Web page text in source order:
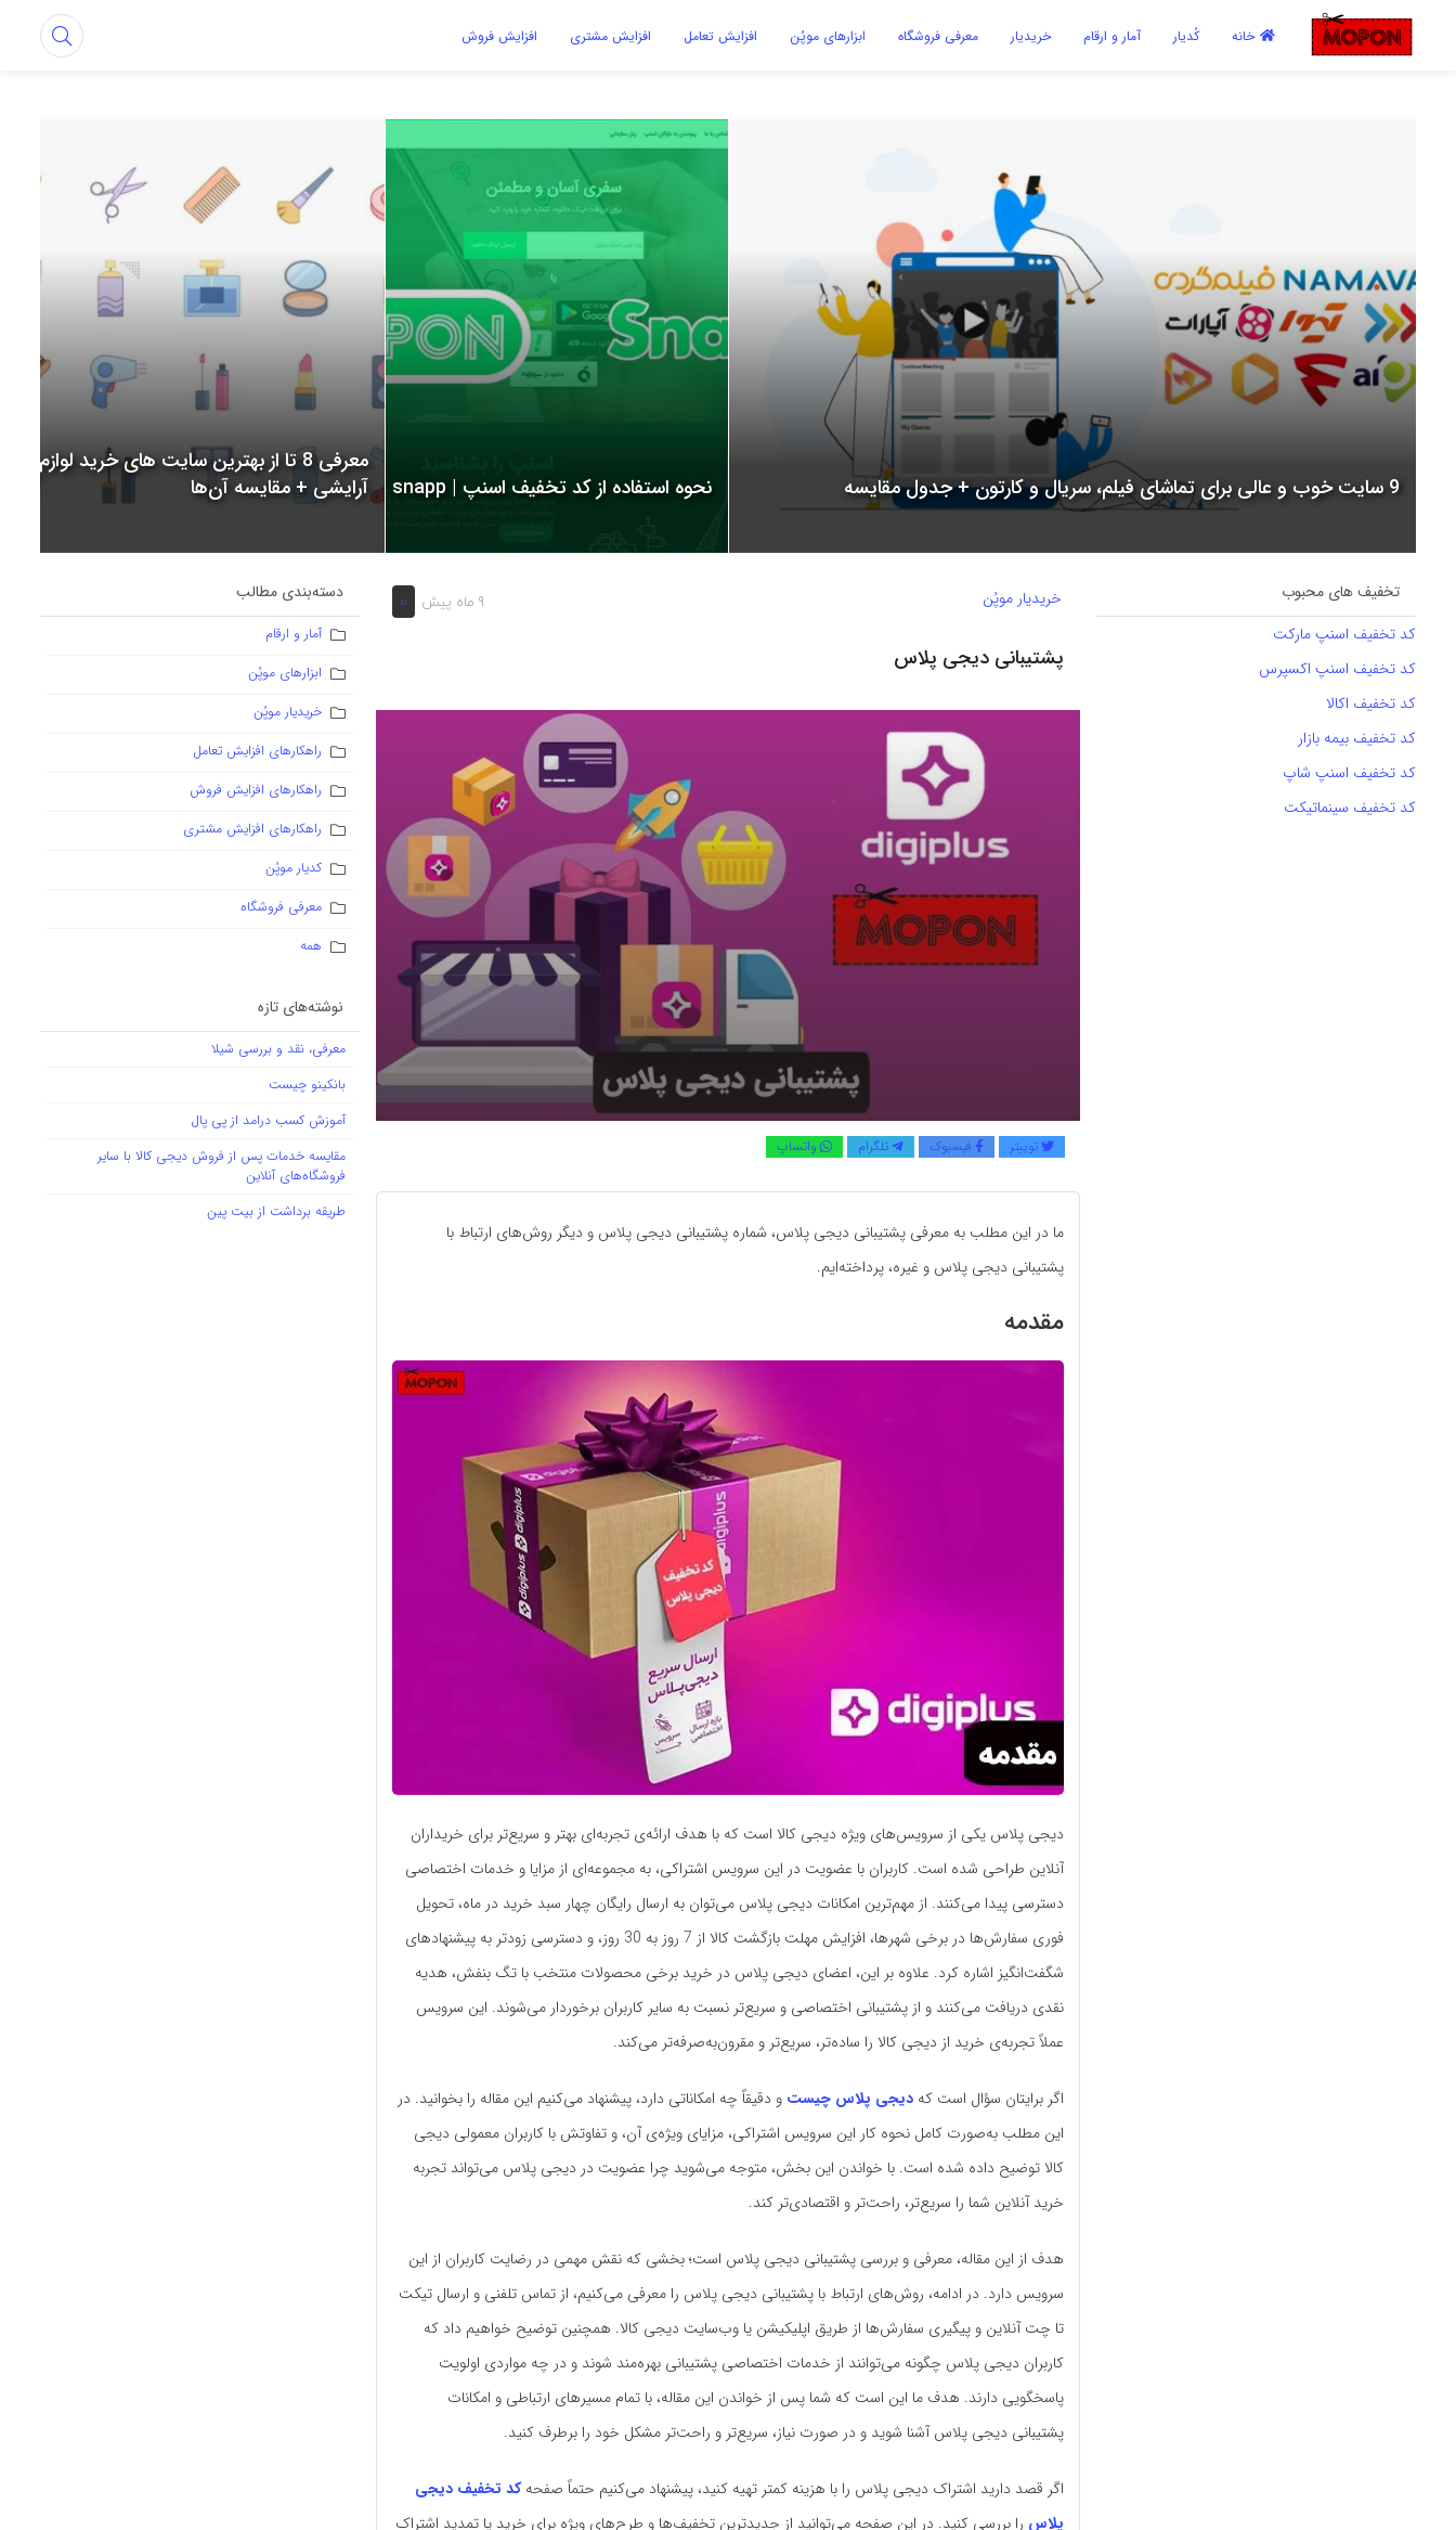
خانه کُدیار آمار و ارقام خریدیار معرفی فروشگاه ابزارهای موپُن افزایش تعامل افزایش مشتری افزایش فروش اشتراک گذاری
9 سایت خوب و عالی برای تماشای فیلم، سریال و کارتون + جدول مقایسه نحوه استفاده از کد تخفیف اسنپ | snapp
معرفی 8 تا از بهترین سایت های خرید لوازم
آرایشی + مقایسه آن‌ها
تخفیف های محبوب
کد تخفیف اسنپ مارکت
کد تخفیف اسنپ اکسپرس
کد تخفیف اکالا
کد تخفیف بیمه بازار
کد تخفیف اسنپ شاپ
کد تخفیف سینماتیکت
9 ماه پیش 0 خریدیار موپُن
پشتیبانی دیجی پلاس
توییتر فیسبوک تلگرام واتساپ
ما در این مطلب به معرفی پشتیبانی دیجی پلاس، شماره پشتیبانی دیجی پلاس و دیگر روش‌های ارتباط با
پشتیبانی دیجی پلاس و غیره، پرداخته‌ایم.
مقدمه
دیجی پلاس یکی از سرویس‌های ویژه دیجی کالا است که با هدف ارائه‌ی تجربه‌ای بهتر و سریع‌تر برای خریداران
آنلاین طراحی شده است. کاربران با عضویت در این سرویس اشتراکی، به مجموعه‌ای از مزایا و خدمات اختصاصی
دسترسی پیدا می‌کنند. از مهم‌ترین امکانات دیجی پلاس می‌توان به ارسال رایگان چهار سبد خرید در ماه، تحویل
فوری سفارش‌ها در برخی شهرها، افزایش مهلت بازگشت کالا از 7 روز به 30 روز، و دسترسی زودتر به پیشنهادهای
شگفت‌انگیز اشاره کرد. علاوه بر این، اعضای دیجی پلاس در خرید برخی محصولات منتخب با تگ بنفش، هدیه
نقدی دریافت می‌کنند و از پشتیبانی اختصاصی و سریع‌تر نسبت به سایر کاربران برخوردار می‌شوند. این سرویس
عملاً تجربه‌ی خرید از دیجی کالا را ساده‌تر، سریع‌تر و مقرون‌به‌صرفه‌تر می‌کند.
اگر برایتان سؤال است که دیجی پلاس چیست و دقیقاً چه امکاناتی دارد، پیشنهاد می‌کنیم این مقاله را بخوانید. در
این مطلب به‌صورت کامل نحوه کار این سرویس اشتراکی، مزایای ویژه‌ی آن، و تفاوتش با کاربران معمولی دیجی
کالا توضیح داده شده است. با خواندن این بخش، متوجه می‌شوید چرا عضویت در دیجی پلاس می‌تواند تجربه
خرید آنلاین شما را سریع‌تر، راحت‌تر و اقتصادی‌تر کند.
هدف از این مقاله، معرفی و بررسی پشتیبانی دیجی پلاس است؛ بخشی که نقش مهمی در رضایت کاربران از این
سرویس دارد. در ادامه، روش‌های ارتباط با پشتیبانی دیجی پلاس را معرفی می‌کنیم، از تماس تلفنی و ارسال تیکت
تا چت آنلاین و پیگیری سفارش‌ها از طریق اپلیکیشن یا وب‌سایت دیجی کالا. همچنین توضیح خواهیم داد که
کاربران دیجی پلاس چگونه می‌توانند از خدمات اختصاصی پشتیبانی بهره‌مند شوند و در چه مواردی اولویت
پاسخگویی دارند. هدف ما این است که شما پس از خواندن این مقاله، با تمام مسیرهای ارتباطی و امکانات
پشتیبانی دیجی پلاس آشنا شوید و در صورت نیاز، سریع‌تر و راحت‌تر مشکل خود را برطرف کنید.
اگر قصد دارید اشتراک دیجی پلاس را با هزینه کمتر تهیه کنید، پیشنهاد می‌کنیم حتماً صفحهکد تخفیف دیجی
پلاس را بررسی کنید. در این صفحه می‌توانید از جدیدترین تخفیف‌ها و طرح‌های ویژه برای خرید یا تمدید اشتراک
دسته‌بندی مطالب
آمار و ارقام
ابزارهای موپُن
خریدیار موپُن
راهکارهای افزایش تعامل
راهکارهای افزایش فروش
راهکارهای افزایش مشتری
کدیار موپُن
معرفی فروشگاه
همه
نوشته‌های تازه
معرفی، نقد و بررسی شیلا
بانکینو چیست
آموزش کسب درامد از پی پال
مقایسه خدمات پس از فروش دیجی کالا با سایر
فروشگاه‌های آنلاین
طریقه برداشت از بیت پین